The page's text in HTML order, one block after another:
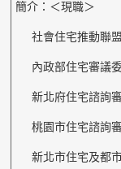
簡介：＜現職＞
社會住宅推動聯盟
內政部住宅審議委
新北府住宅諮詢審
桃園市住宅諮詢審
新北市住宅及都市